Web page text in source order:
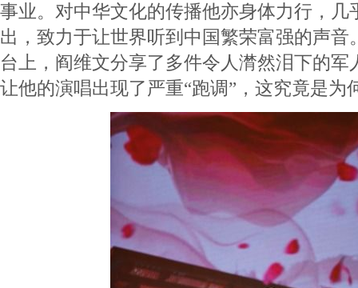
事业。对中华文化的传播他亦身体力行，几
出，致力于让世界听到中国繁荣富强的声音
台上，阎维文分享了多件令人潸然泪下的军
让他的演唱出现了严重“跑调”，这究竟是为